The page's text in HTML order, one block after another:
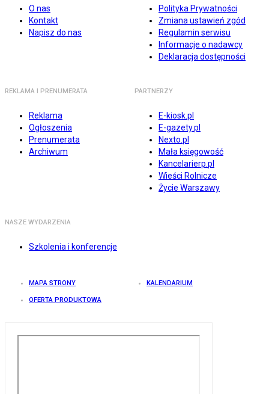
O nas
Kontakt
Napisz do nas
Polityka Prywatności
Zmiana ustawień zgód
Regulamin serwisu
Informacje o nadawcy
Deklaracja dostępności
REKLAMA I PRENUMERATA
Reklama
Ogłoszenia
Prenumerata
Archiwum
PARTNERZY
E-kiosk.pl
E-gazety.pl
Nexto.pl
Mała księgowość
Kancelarierp.pl
Wieści Rolnicze
Życie Warszawy
NASZE WYDARZENIA
Szkolenia i konferencje
MAPA STRONY KALENDARIUM
OFERTA PRODUKTOWA